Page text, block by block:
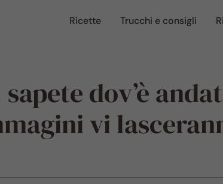
Ricette Trucchi e consigli
dov’è
vi